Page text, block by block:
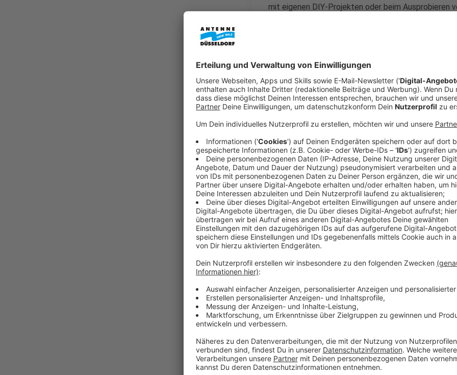
mit eigenen DIY-Projekten oder beim Ausprobieren
KinderKinoFest
Anzeige
Am Donnerstag startet dasKinderkinofest (KiKiFe)
die Kids hier Kino, Workshops und Aktionen rund um
Im Zuge des KiKiFe gibt es zum Beispiel die
Filmmuseum teilzunehmen oder bei einem Rap-
gibt es zum Beispiel ein Filmprogramm aus
Kleinen abgestimmt ist. Für die etwas Größeren
Oskar und die Tieferschatten“. Für die
anmelden.
Anzeige
Freitag
Anzeige
Theaterstück "Are you ready?"
Anzeige